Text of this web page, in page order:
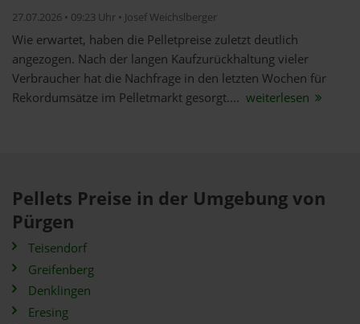
27.07.2026 • 09:23 Uhr • Josef Weichslberger
Wie erwartet, haben die Pelletpreise zuletzt deutlich
angezogen. Nach der langen Kaufzurückhaltung vieler
Verbraucher hat die Nachfrage in den letzten Wochen für
Rekordumsätze im Pelletmarkt gesorgt.... weiterlesen
Pellets Preise in der Umgebung von
Pürgen
Teisendorf
Greifenberg
Denklingen
Eresing